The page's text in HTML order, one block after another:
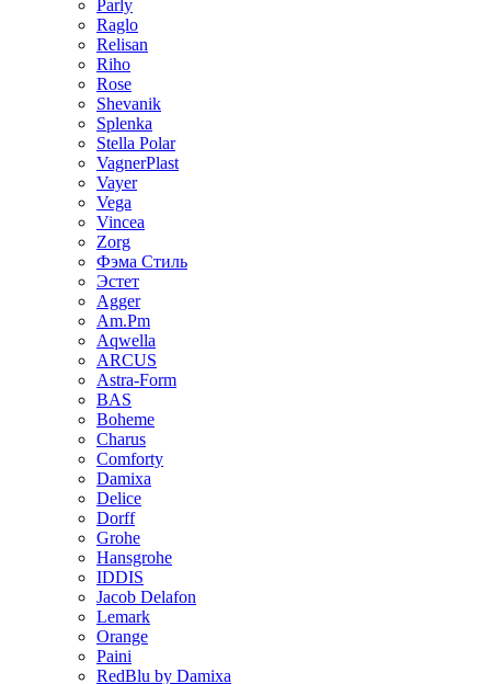
Parly
Raglo
Relisan
Riho
Rose
Shevanik
Splenka
Stella Polar
VagnerPlast
Vayer
Vega
Vincea
Zorg
Фэма Стиль
Эстет
Agger
Am.Pm
Aqwella
ARCUS
Astra-Form
BAS
Boheme
Charus
Comforty
Damixa
Delice
Dorff
Grohe
Hansgrohe
IDDIS
Jacob Delafon
Lemark
Orange
Paini
RedBlu by Damixa